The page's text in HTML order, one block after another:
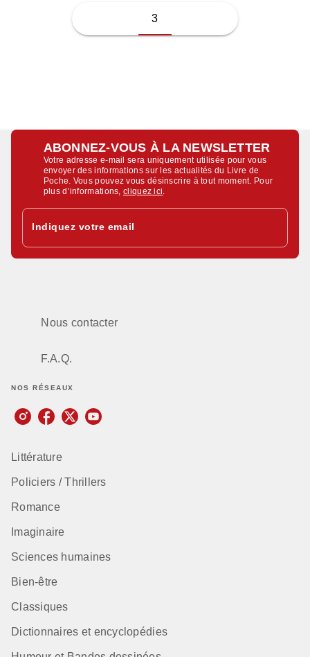
3
ABONNEZ-VOUS À LA NEWSLETTER
Votre adresse e-mail sera uniquement utilisée pour vous
envoyer des informations sur les actualités du Livre de
Poche. Vous pouvez vous désinscrire à tout moment. Pour
plus d’informations,cliquez ici
Indiquez votre email
Nous contacter
F.A.Q.
NOS RÉSEAUX
Littérature
Policiers / Thrillers
Romance
Imaginaire
Sciences humaines
Bien-être
Classiques
Dictionnaires et encyclopédies